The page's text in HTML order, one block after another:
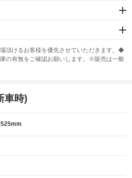
ABS
場頂けるお客様を優先させていただきます。◆
の有無をご確認お願いします。※販売は一般
車時)